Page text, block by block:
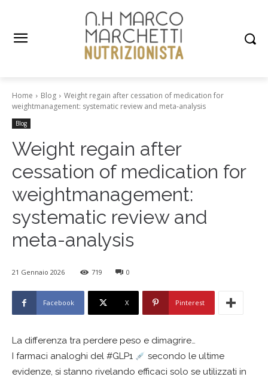
Home Blog
Weight regain after cessation of medication for
weightmanagement: systematic review and meta-analysis
Blog
Weight regain after
cessation of medication for
weightmanagement:
systematic review and
meta-analysis
21 Gennaio 2026 719 0
Facebook X Pinterest
La differenza tra perdere peso e dimagrire…
I farmaci analoghi del #GLP1
secondo le ultime
evidenze, si stanno rivelando efficaci solo se utilizzati in